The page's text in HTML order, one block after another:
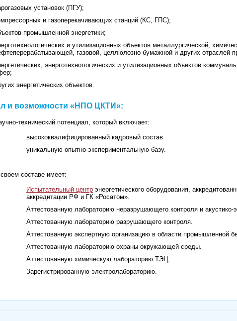
установок (ПГУ);
и газоперекачивающих станций (КС, ГПС);
промышленной энергетики;
и утилизационных объектов металлургической,
газовой, целлюлозно-бумажной и других отраслей
энерготехнологических и утилизационных объектов
энергетических объектов.
и возможности «НПО ЦКТИ»:
технический потенциал, который включает:
высококвалифицированный кадровый состав
уникальную опытно-экспериментальную базу.
составе имеет:
Испытательный центр энергетического оборудования,
аккредитации РФ и ГК «Росатом».
Аттестованную лабораторию неразрушающего контроля и акустико-
Аттестованную лабораторию разрушающего контроля.
Аттестованную экспертную организацию в области промышленной
Аттестованную лабораторию охраны окружающей среды.
Аттестованную химическую лабораторию ТЭЦ.
Зарегистрированную электролабораторию.